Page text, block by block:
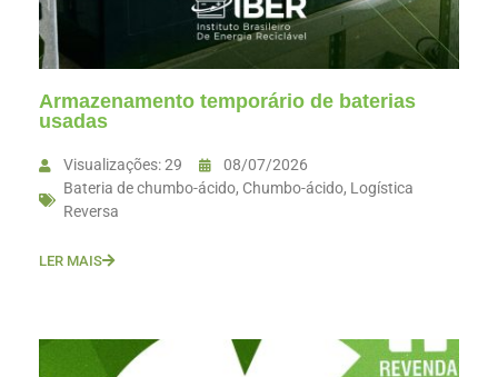
Armazenamento temporário de baterias
usadas
Visualizações: 29
08/07/2026
Bateria de chumbo-ácido, Chumbo-ácido, Logística
Reversa
LER MAIS